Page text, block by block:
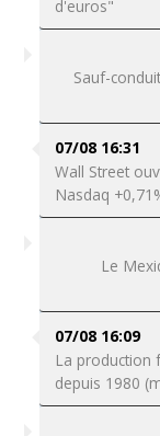
d'euros"
Sauf-
07/08 16:31
Wall Street
Nasdaq
Le
07/08 16:09
La production
depuis 1980